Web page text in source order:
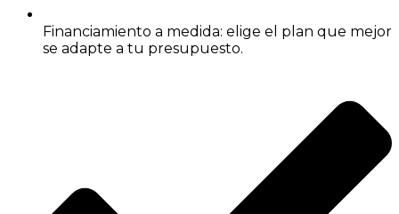
Financiamiento a medida: elige el plan que mejor
se adapte a tu presupuesto.